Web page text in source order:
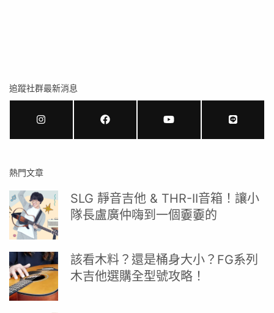
追蹤社群最新消息
熱門文章
SLG 靜音吉他 & THR-II音箱！讓小
隊長盧廣仲嗨到一個嫑嫑的
該看木料？還是桶身大小？FG系列
木吉他選購全型號攻略！